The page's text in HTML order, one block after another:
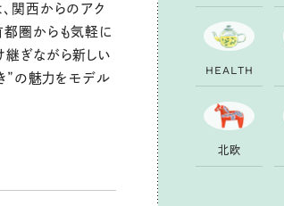
関西からのアク
圏からも気軽に
ぎながら新しい
”の魅力をモデル
H EALTH
北欧